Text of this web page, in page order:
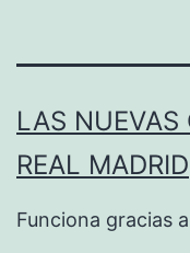
LAS NUEVAS
REAL MADRID
Funciona gracias a